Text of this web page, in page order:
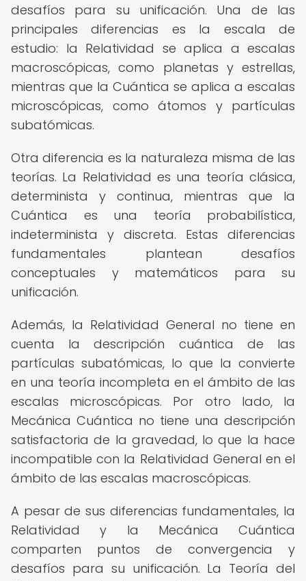
desafíos para su unificación. Una de las
principales diferencias es la escala de
estudio: la Relatividad se aplica a escalas
macroscópicas, como planetas y estrellas,
mientras que la Cuántica se aplica a escalas
microscópicas, como átomos y partículas
subatómicas.
Otra diferencia es la naturaleza misma de las
teorías. La Relatividad es una teoría clásica,
determinista y continua, mientras que la
Cuántica es una teoría probabilística,
indeterminista y discreta. Estas diferencias
fundamentales plantean desafíos
conceptuales y matemáticos para su
unificación.
Además, la Relatividad General no tiene en
cuenta la descripción cuántica de las
partículas subatómicas, lo que la convierte
en una teoría incompleta en el ámbito de las
escalas microscópicas. Por otro lado, la
Mecánica Cuántica no tiene una descripción
satisfactoria de la gravedad, lo que la hace
incompatible con la Relatividad General en el
ámbito de las escalas macroscópicas.
A pesar de sus diferencias fundamentales, la
Relatividad y la Mecánica Cuántica
comparten puntos de convergencia y
desafíos para su unificación. La Teoría del